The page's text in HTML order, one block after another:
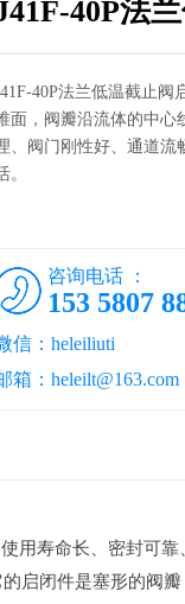
40P法
40P法兰低温截止
面，阀瓣沿流体的中心
、阀门刚性好、通道流
。
咨询电话 ：
153 5807
信：heleiliuti
箱：heleilt@163.com
用寿命长、密封可
启闭件是塞形的阀